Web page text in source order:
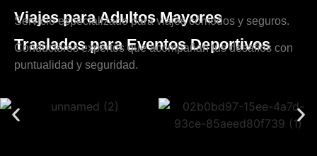
Viajes para Adultos Mayores
Servicio especializado para viajes cómodos y seguros.
Traslados para Eventos Deportivos
Conductores expertos que acompañan tus desafíos con
puntualidad y seguridad.